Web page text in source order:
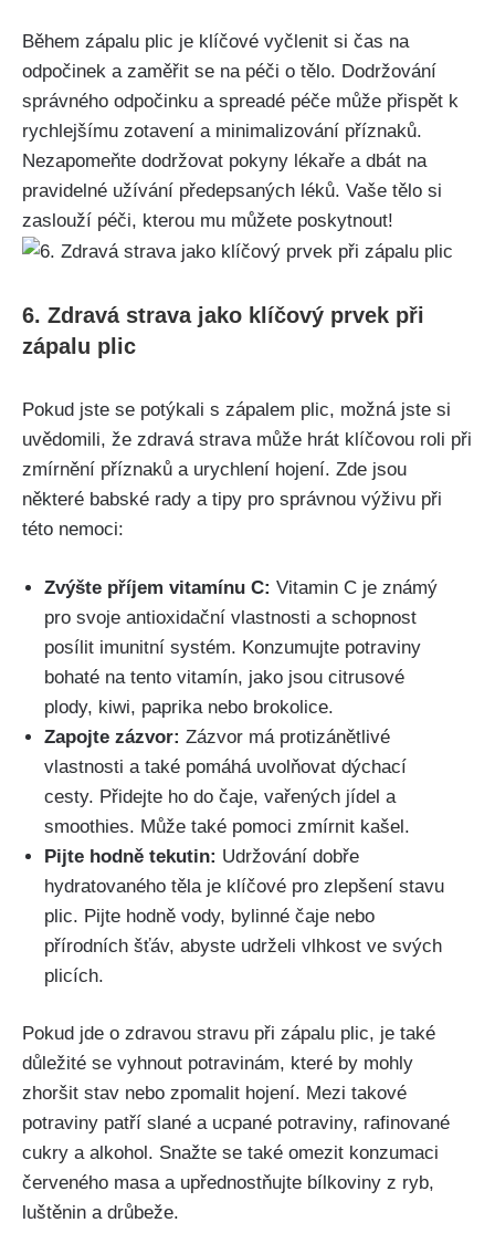
Během zápalu ​plic je klíčové vyčlenit si​ čas na
odpočinek a zaměřit ⁤se na péči​ o tělo. Dodržování
správného ⁣odpočinku a spreadé ⁣péče může přispět k
rychlejšímu zotavení ‍a minimalizování‍ příznaků.
Nezapomeňte⁣ dodržovat pokyny lékaře a dbát‌ na
pravidelné užívání předepsaných léků. Vaše tělo si⁢
zaslouží péči, kterou mu můžete‍ poskytnout!
6. Zdravá strava jako klíčový prvek při
zápalu plic
Pokud jste‌ se potýkali s⁣ zápalem plic, možná jste si
uvědomili, že zdravá strava ‌může hrát klíčovou roli při
zmírnění příznaků a urychlení hojení.‍ Zde jsou
některé⁤ babské rady a tipy ⁤pro správnou výživu při
této ‌nemoci:
Zvýšte příjem‍ vitamínu C: Vitamin ‌C je známý
pro svoje antioxidační vlastnosti⁢ a schopnost
posílit imunitní ‍systém. Konzumujte potraviny
bohaté na tento vitamín, jako ‌jsou citrusové
plody, kiwi, paprika nebo brokolice.
Zapojte zázvor: Zázvor má protizánětlivé
vlastnosti a také pomáhá ​uvolňovat dýchací
cesty. Přidejte ho ⁢do čaje, vařených ⁢jídel a
smoothies. Může také pomoci ⁤zmírnit kašel.
Pijte hodně tekutin: Udržování dobře
hydratovaného těla je klíčové pro zlepšení stavu
plic. ⁤Pijte hodně⁢ vody, bylinné čaje nebo
přírodních šťáv, abyste udrželi vlhkost ve svých
plicích.
Pokud jde o zdravou stravu ⁤při zápalu plic, je ‌také
⁤důležité ‌se vyhnout potravinám, které by mohly
zhoršit‍ stav nebo zpomalit hojení. Mezi takové
potraviny patří slané⁣ a‌ ucpané‌ potraviny, rafinované
cukry a alkohol. Snažte se také omezit konzumaci
červeného masa ⁣a upřednostňujte ⁢bílkoviny z ​ryb,
luštěnin a drůbeže.